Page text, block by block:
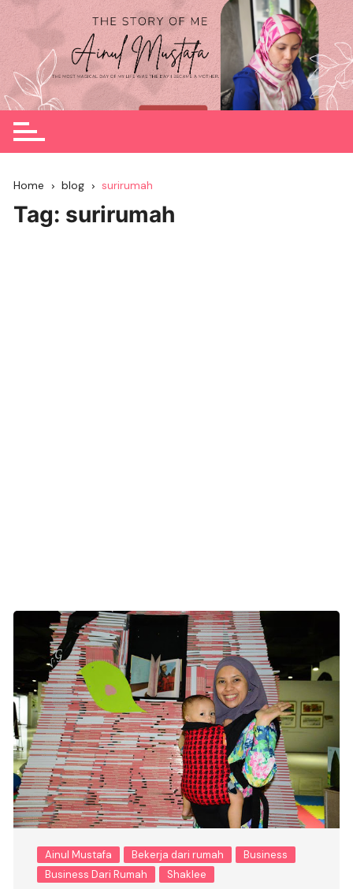
Skip
to
content
Home blog surirumah
Tag: surirumah
Ainul Mustafa Bekerja dari rumah
Business
Business Dari Rumah
Shaklee